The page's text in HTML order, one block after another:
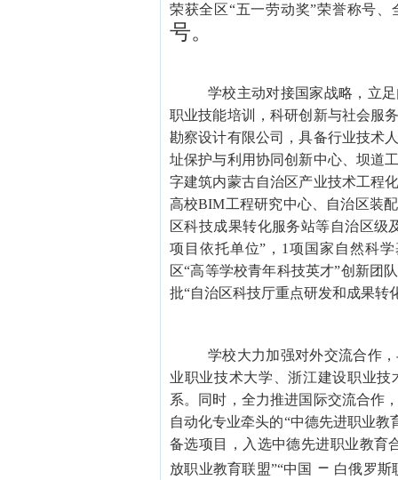
荣获全区“五一劳动奖”荣誉称号
号。
学校主动对接国家战略，立
职业技能培训，科研创新与社会服
勘察设计有限公司，具备行业技术
址保护与利用协同创新中心、坝道
字建筑内蒙古自治区产业技术工程
高校BIM工程研究中心、自治区装
区科技成果转化服务站等自治区级
项目依托单位”，1项国家自然科
区“高等学校青年科技英才”创新团
批“自治区科技厅重点研发和成果转
学校大力加强对外交流合作
业职业技术大学、浙江建设职业
系。同时，全力推进国际交流合作
自动化专业牵头的“中德先进职业教
备选项目，入选中德先进职业教育
放职业教育联盟”“中国 － 白俄罗斯